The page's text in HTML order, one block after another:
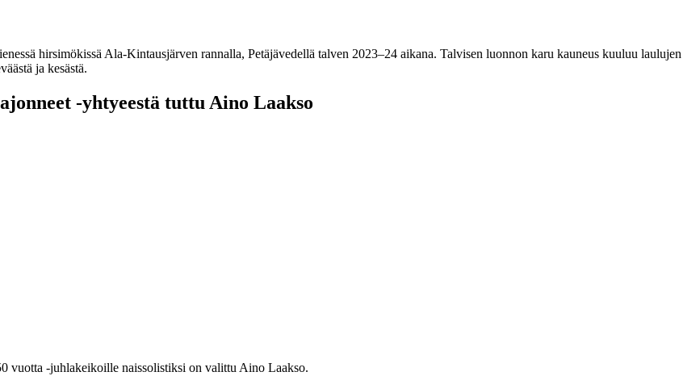
hirsimökissä Ala-Kintausjärven rannalla, Petäjävedellä talven 2023–24 aikana. Talvisen luonnon karu kauneus kuuluu laulujen
ja kesästä.
-yhtyeestä tuttu Aino Laakso
vuotta -juhlakeikoille naissolistiksi on valittu Aino Laakso.